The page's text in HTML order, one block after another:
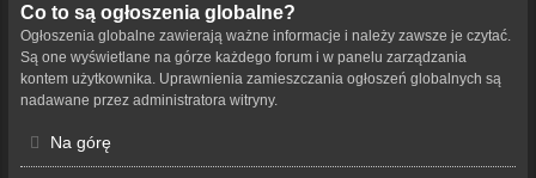
Co to są ogłoszenia globalne?
Ogłoszenia globalne zawierają ważne informacje i należy zawsze je czytać.
Są one wyświetlane na górze każdego forum i w panelu zarządzania
kontem użytkownika. Uprawnienia zamieszczania ogłoszeń globalnych są
nadawane przez administratora witryny.
Na górę